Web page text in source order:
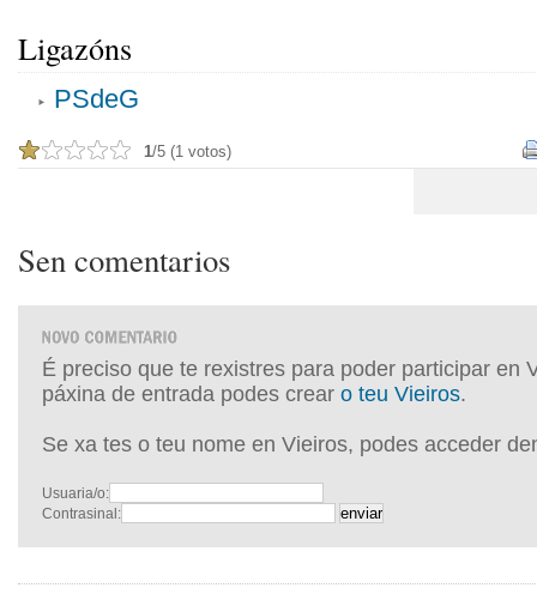
Ligazóns
PSdeG
1/5 (1 votos)
Sen comentarios
É preciso que te rexistres para poder participar en
páxina de entrada podes crear o teu Vieiros.
Se xa tes o teu nome en Vieiros, podes acceder
Usuaria/o:
Contrasinal: